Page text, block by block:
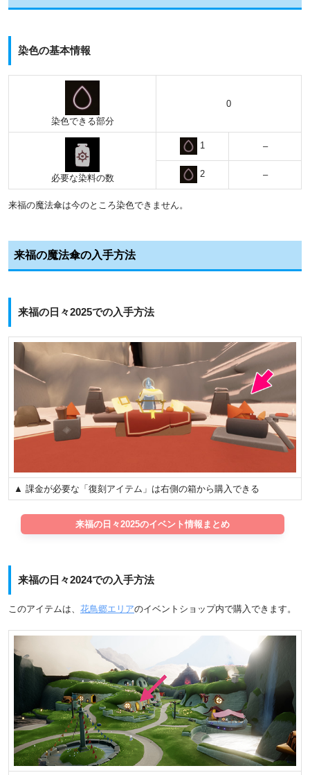
染色の基本情報
染色できる部分
0
必要な染料の数
1 –
2 –
来福の魔法傘は今のところ染色できません。
来福の魔法傘の入手方法
来福の日々2025での入手方法
▲ 課金が必要な「復刻アイテム」は右側の箱から購入できる
来福の日々2025のイベント情報まとめ
来福の日々2024での入手方法
このアイテムは、 花鳥郷エリアのイベントショップ内で購入できます。